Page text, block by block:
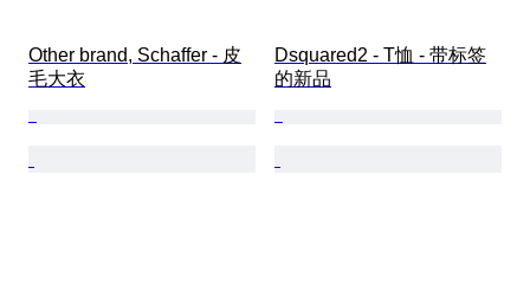
Other brand, Schaffer - 皮
毛大衣
Dsquared2 - T恤 - 带标签
的新品